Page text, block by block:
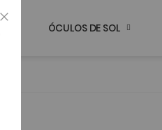
ÓCULOS DE SOL